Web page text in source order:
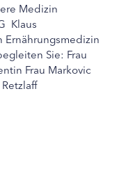
Medizin
Klaus
Ernährungsmedizin
Sie: Frau
Frau Markovic